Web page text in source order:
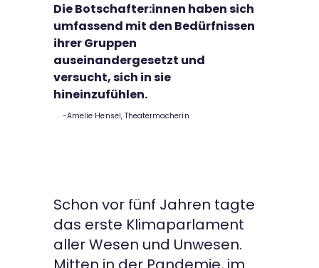
Die Botschafter:innen haben sich
umfassend mit den Bedürfnissen
ihrer Gruppen
auseinandergesetzt und
versucht, sich in sie
hineinzufühlen.
Amelie Hensel, Theatermacherin
Schon vor fünf Jahren tagte
das erste Klimaparlament
aller Wesen und Unwesen.